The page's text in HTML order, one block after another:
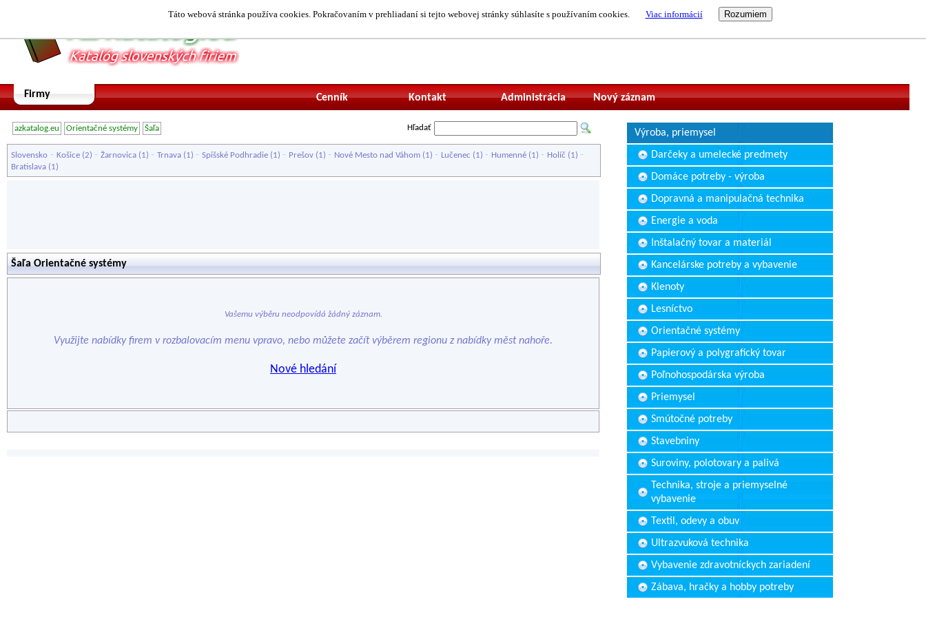
Táto webová stránka používa cookies. Pokračovaním v prehliadaní si tejto webovej stránky súhlasíte s používaním cookies. Viac informácií
Firmy Nový záznam
Administrácia
Kontakt
Cenník
azkatalog.eu Orientačné systémy Šaľa Hľadať
Slovensko - Košice (2) - Žarnovica (1) - Trnava (1) - Spišské Podhradie (1) - Prešov (1) - Nové Mesto nad Váhom (1) - Lučenec (1) - Humenné (1) - Holíč (1) -
Bratislava (1)
Šaľa Orientačné systémy
Vašemu výběru neodpovídá žádný záznam.
Využijte nabídky firem v rozbalovacím menu vpravo, nebo můžete začít výběrem regionu z nabídky měst nahoře.
Nové hledání
Výroba, priemysel
Darčeky a umelecké predmety
Domáce potreby - výroba
Dopravná a manipulačná technika
Energie a voda
Inštalačný tovar a materiál
Kancelárske potreby a vybavenie
Klenoty
Lesníctvo
Orientačné systémy
Papierový a polygrafický tovar
Poľnohospodárska výroba
Priemysel
Smútočné potreby
Stavebniny
Suroviny, polotovary a palivá
Technika, stroje a priemyselné
vybavenie
Textil, odevy a obuv
Ultrazvuková technika
Vybavenie zdravotníckych zariadení
Zábava, hračky a hobby potreby